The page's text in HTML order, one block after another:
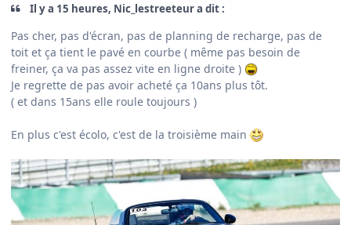
Il y a 15 heures, Nic_lestreeteur a dit :
Pas cher, pas d'écran, pas de planning de recharge, pas de
toit et ça tient le pavé en courbe ( même pas besoin de
freiner, ça va pas assez vite en ligne droite )
Je regrette de pas avoir acheté ça 10ans plus tôt.
( et dans 15ans elle roule toujours )
En plus c'est écolo, c'est de la troisième main